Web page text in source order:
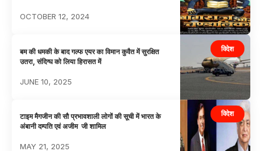
OCTOBER 12, 2024
विदेश
बम की धमकी के बाद गल्फ एयर का विमान कुवैत में सुरक्षित
उतरा, संदिग्घ को लिया हिरासत में
JUNE 10, 2025
विदेश
टाइम मैगजीन की सौ प्रभावशाली लोगों की सूची में भारत के
अंबानी दम्पति एवं अजीम जी शामिल
MAY 21, 2025